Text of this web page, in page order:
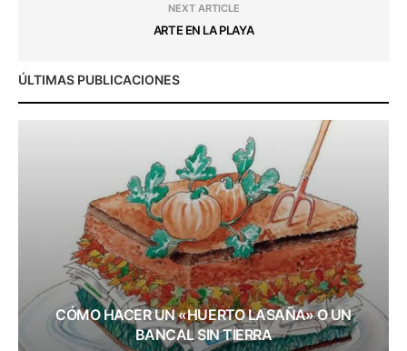
NEXT ARTICLE
ARTE EN LA PLAYA
ÚLTIMAS PUBLICACIONES
CÓMO HACER UN «HUERTO LASAÑA» O UN
BANCAL SIN TIERRA